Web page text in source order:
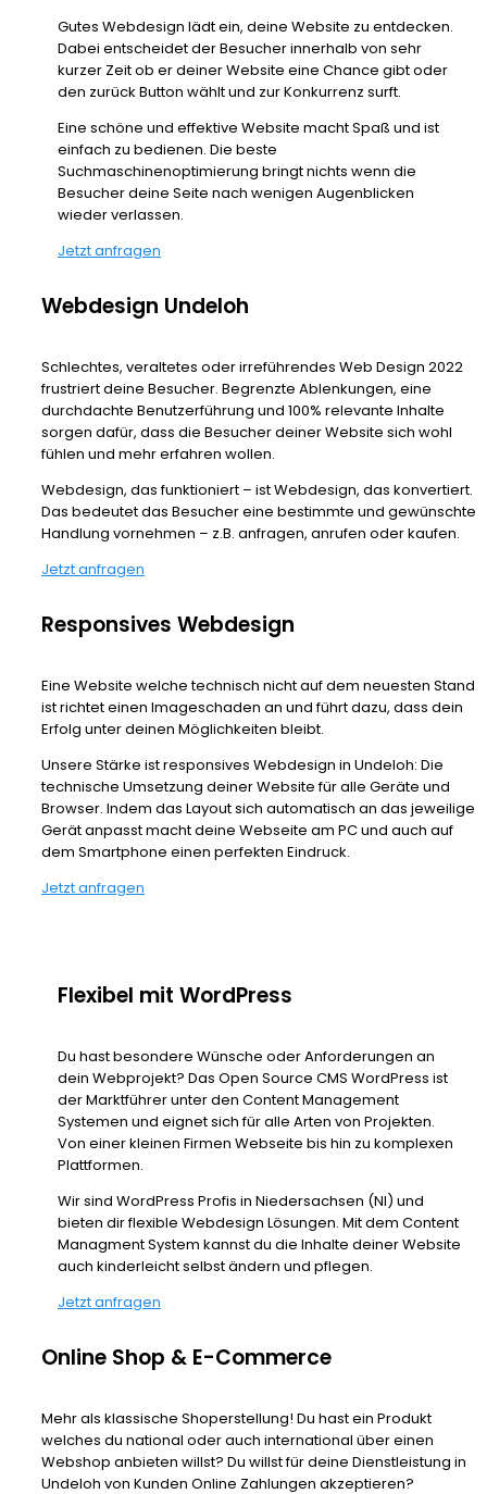
Gutes Webdesign lädt ein, deine Website zu entdecken.
Dabei entscheidet der Besucher innerhalb von sehr
kurzer Zeit ob er deiner Website eine Chance gibt oder
den zurück Button wählt und zur Konkurrenz surft.
Eine schöne und effektive Website macht Spaß und ist
einfach zu bedienen. Die beste
Suchmaschinenoptimierung bringt nichts wenn die
Besucher deine Seite nach wenigen Augenblicken
wieder verlassen.
Jetzt anfragen
Webdesign Undeloh
Schlechtes, veraltetes oder irreführendes Web Design 2022
frustriert deine Besucher. Begrenzte Ablenkungen, eine
durchdachte Benutzerführung und 100% relevante Inhalte
sorgen dafür, dass die Besucher deiner Website sich wohl
fühlen und mehr erfahren wollen.
Webdesign, das funktioniert – ist Webdesign, das konvertiert.
Das bedeutet das Besucher eine bestimmte und gewünschte
Handlung vornehmen – z.B. anfragen, anrufen oder kaufen.
Jetzt anfragen
Responsives Webdesign
Eine Website welche technisch nicht auf dem neuesten Stand
ist richtet einen Imageschaden an und führt dazu, dass dein
Erfolg unter deinen Möglichkeiten bleibt.
Unsere Stärke ist responsives Webdesign in Undeloh: Die
technische Umsetzung deiner Website für alle Geräte und
Browser. Indem das Layout sich automatisch an das jeweilige
Gerät anpasst macht deine Webseite am PC und auch auf
dem Smartphone einen perfekten Eindruck.
Jetzt anfragen
Flexibel mit WordPress
Du hast besondere Wünsche oder Anforderungen an
dein Webprojekt? Das Open Source CMS WordPress ist
der Marktführer unter den Content Management
Systemen und eignet sich für alle Arten von Projekten.
Von einer kleinen Firmen Webseite bis hin zu komplexen
Plattformen.
Wir sind WordPress Profis in Niedersachsen (NI) und
bieten dir flexible Webdesign Lösungen. Mit dem Content
Managment System kannst du die Inhalte deiner Website
auch kinderleicht selbst ändern und pflegen.
Jetzt anfragen
Online Shop & E-Commerce
Mehr als klassische Shoperstellung! Du hast ein Produkt
welches du national oder auch international über einen
Webshop anbieten willst? Du willst für deine Dienstleistung in
Undeloh von Kunden Online Zahlungen akzeptieren?